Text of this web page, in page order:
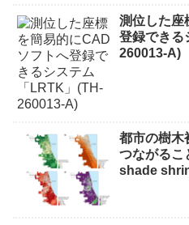
測位した座
登録できる
260013-A)
都市の樹木
つながる
shade